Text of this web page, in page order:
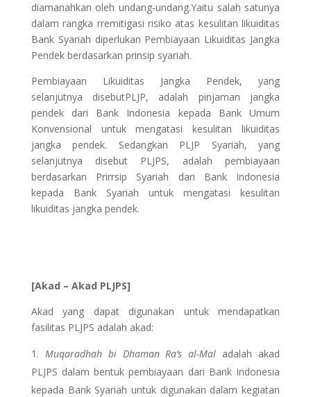
diamanahkan oleh undang-undang.Yaitu salah satunya
dalam rangka rremitigasi risiko atas kesulitan likuiditas
Bank Syariah diperlukan Pembiayaan Likuiditas Jangka
Pendek berdasarkan prinsip syariah.
Pembiayaan Likuiditas Jangka Pendek, yang
selanjutnya disebutPLJP, adalah pinjaman jangka
pendek dari Bank Indonesia kepada Bank Umum
Konvensional untuk mengatasi kesulitan likuiditas
jangka pendek. Sedangkan PLJP Syariah, yang
selanjutnya disebut PLJPS, adalah pembiayaan
berdasarkan Prirrsip Syariah dari Bank Indonesia
kepada Bank Syariah untuk mengatasi kesulitan
likuiditas jangka pendek.
[Akad – Akad PLJPS]
Akad yang dapat digunakan untuk mendapatkan
fasilitas PLJPS adalah akad:
Muqaradhah bi Dhaman Ra’s al-Mal adalah akad
PLJPS dalam bentuk pembiayaan dari Bank Indonesia
kepada Bank Syariah untuk digunakan dalam kegiatan